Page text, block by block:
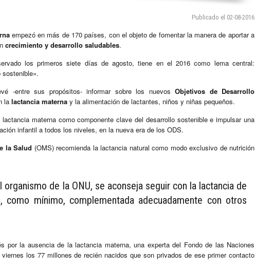
Publicado el 02-08-2016
empezó en más de 170 países, con el objeto de fomentar la manera de aportar a
crecimiento y desarrollo saludables.
los primeros siete días de agosto, tiene en el 2016 como lema central:
sostenible».
-entre sus propósitos- informar sobre los nuevosObjetivos de Desarrollo
la lactancia materna y la alimentación de lactantes, niños y niñas pequeños.
materna como componente clave del desarrollo sostenible e impulsar una
infantil a todos los niveles, en la nueva era de los ODS.
la Salud (OMS) recomienda la lactancia natural como modo exclusivo de nutrición
de la ONU, se aconseja seguir con la lactancia de
mínimo, complementada adecuadamente con otros
por la ausencia de la lactancia materna, una experta del Fondo de las Naciones
los 77 millones de recién nacidos que son privados de ese primer contacto